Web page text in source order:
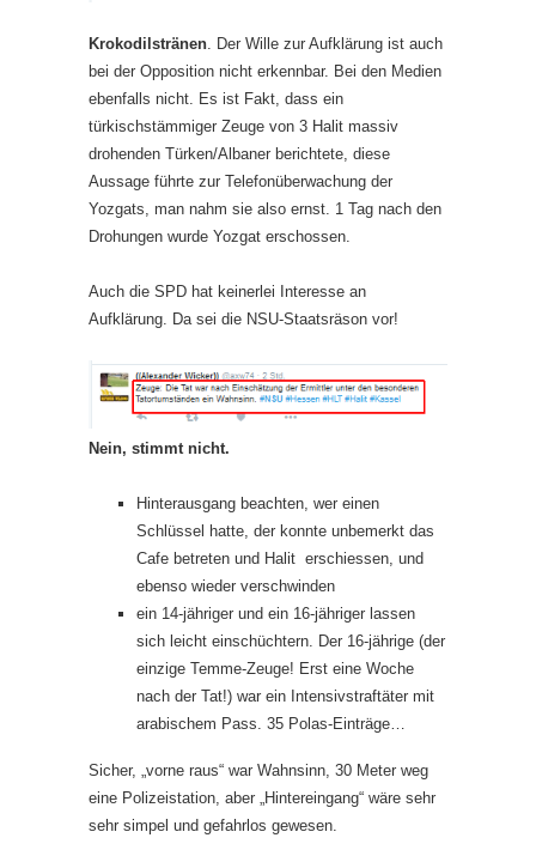
Krokodilstränen. Der Wille zur Aufklärung ist auch
bei der Opposition nicht erkennbar. Bei den Medien
ebenfalls nicht. Es ist Fakt, dass ein
türkischstämmiger Zeuge von 3 Halit massiv
drohenden Türken/Albaner berichtete, diese
Aussage führte zur Telefonüberwachung der
Yozgats, man nahm sie also ernst. 1 Tag nach den
Drohungen wurde Yozgat erschossen.
Auch die SPD hat keinerlei Interesse an
Aufklärung. Da sei die NSU-Staatsräson vor!
Nein, stimmt nicht.
Hinterausgang beachten, wer einen
Schlüssel hatte, der konnte unbemerkt das
Cafe betreten und Halit erschiessen, und
ebenso wieder verschwinden
ein 14-jähriger und ein 16-jähriger lassen
sich leicht einschüchtern. Der 16-jährige (der
einzige Temme-Zeuge! Erst eine Woche
nach der Tat!) war ein Intensivstraftäter mit
arabischem Pass. 35 Polas-Einträge…
Sicher, „vorne raus“ war Wahnsinn, 30 Meter weg
eine Polizeistation, aber „Hintereingang“ wäre sehr
sehr simpel und gefahrlos gewesen.